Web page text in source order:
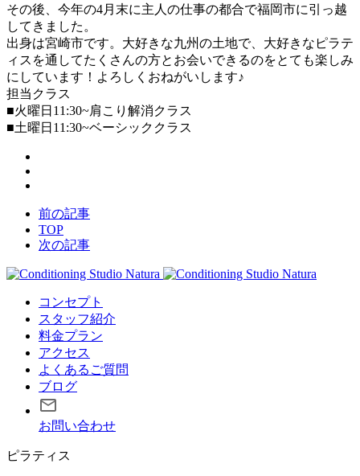
その後、今年の4月末に主人の仕事の都合で福岡市に引っ越
してきました。
出身は宮崎市です。大好きな九州の土地で、大好きなピラテ
ィスを通してたくさんの方とお会いできるのをとても楽しみ
にしています！よろしくおねがいします♪
担当クラス
■火曜日11:30~肩こり解消クラス
■土曜日11:30~ベーシッククラス
前の記事
TOP
次の記事
コンセプト
スタッフ紹介
料金プラン
アクセス
よくあるご質問
ブログ
お問い合わせ
ピラティス